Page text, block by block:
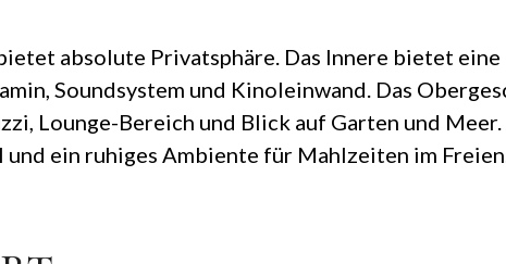
absolute Privatsphäre. Das Innere bietet eine
Soundsystem und Kinoleinwand. Das
Lounge-Bereich und Blick auf Garten und
ein ruhiges Ambiente für Mahlzeiten im Freien.